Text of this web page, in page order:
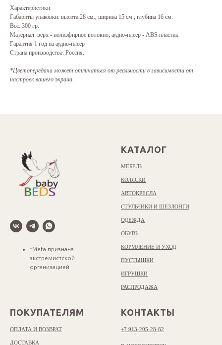
Характеристики:
Габариты упаковки: высота 28 см., ширина 15 см., глубина 16 см.
Вес: 300 гр.
Материал: верх - полиэфирное волокно; аудио-плеер - ABS пластик
Гарантия 1 год на аудио-плеер
Страна производства: Россия.
*Цветопередача может отличаться от реальности в зависимости от
настроек вашего экрана.
*Meta признана
экстремистской
организацией
КАТАЛОГ
МЕБЕЛЬ
КОЛЯСКИ
АВТОКРЕСЛА
СТУЛЬЧИКИ И ШЕЗЛОНГИ
ОДЕЖДА
ОБУВЬ
КОРМЛЕНИЕ И УХОД
ПУСТЫШКИ
ИГРУШКИ
РАСПРОДАЖА
ПОКУПАТЕЛЯМ
ОПЛАТА И ВОЗВРАТ
ДОСТАВКА
КОНТАКТЫ
+7 913-205-28-82